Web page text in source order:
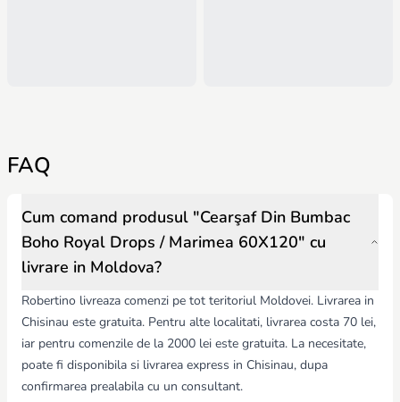
FAQ
Cum comand produsul "Cearşaf Din Bumbac
Boho Royal Drops / Marimea 60X120" cu
livrare in Moldova?
Robertino livreaza comenzi pe tot teritoriul Moldovei. Livrarea in
Chisinau este gratuita. Pentru alte localitati, livrarea costa 70 lei,
iar pentru comenzile de la 2000 lei este gratuita. La necesitate,
poate fi disponibila si livrarea express in Chisinau, dupa
confirmarea prealabila cu un consultant.